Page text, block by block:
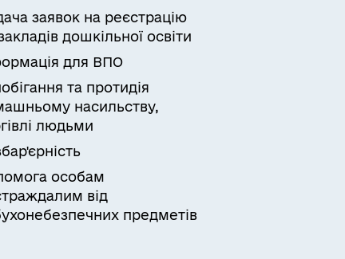
заявок на реєстрацію
дошкільної освіти
для ВПО
та протидія
насильству,
людьми
особам
від
предметів